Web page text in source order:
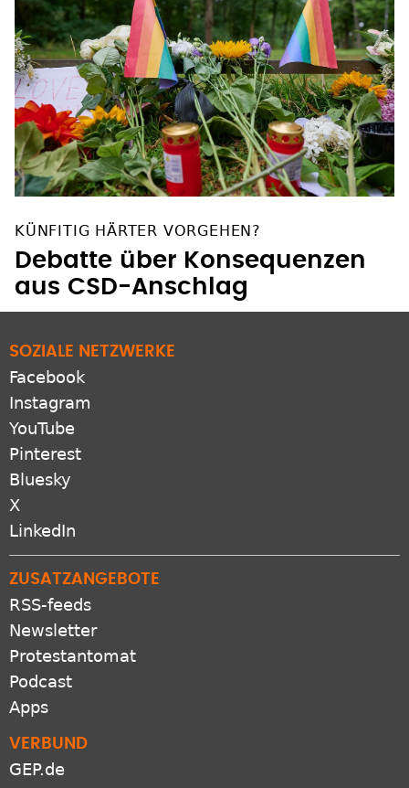
KÜNFITIG HÄRTER VORGEHEN?
Debatte über Konsequenzen
aus CSD-Anschlag
SOZIALE NETZWERKE
Facebook
Instagram
YouTube
Pinterest
Bluesky
X
LinkedIn
ZUSATZANGEBOTE
RSS-feeds
Newsletter
Protestantomat
Podcast
Apps
VERBUND
GEP.de